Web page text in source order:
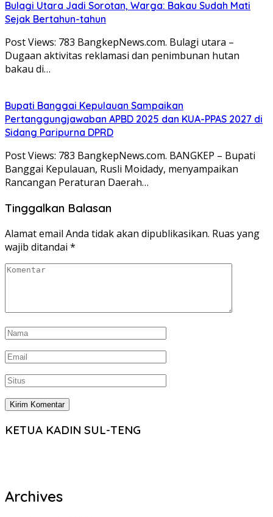
Bulagi Utara Jadi Sorotan, Warga: Bakau Sudah Mati
Sejak Bertahun-tahun
Post Views: 783 BangkepNews.com. Bulagi utara –
Dugaan aktivitas reklamasi dan penimbunan hutan
bakau di…
Bupati Banggai Kepulauan Sampaikan
Pertanggungjawaban APBD 2025 dan KUA-PPAS 2027 di
Sidang Paripurna DPRD
Post Views: 783 BangkepNews.com. BANGKEP – Bupati
Banggai Kepulauan, Rusli Moidady, menyampaikan
Rancangan Peraturan Daerah…
Tinggalkan Balasan
Alamat email Anda tidak akan dipublikasikan. Ruas yang
wajib ditandai *
KETUA KADIN SUL-TENG
Archives